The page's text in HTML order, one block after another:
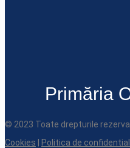
Primăria
© 2023 Toate drepturile
Cookies
Politica de